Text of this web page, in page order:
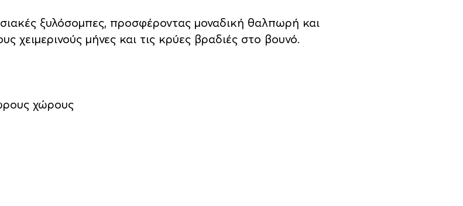
ξυλόσομπες, προσφέροντας μοναδική θαλπωρή και
χειμερινούς μήνες και τις κρύες βραδιές στο βουνό.
χώρους